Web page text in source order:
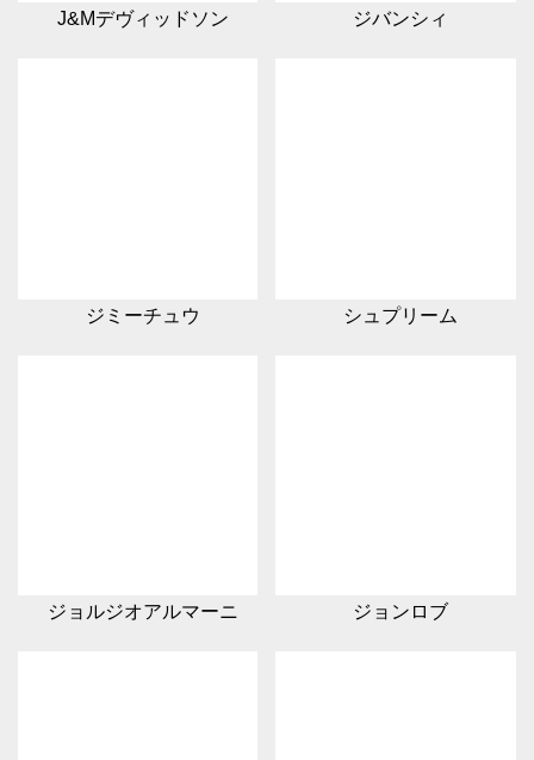
J&Mデヴィッドソン ジバンシィ
ジミーチュウ シュプリーム
ジョルジオアルマーニ ジョンロブ